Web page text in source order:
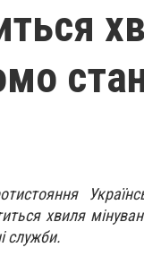
хвиля
служби.